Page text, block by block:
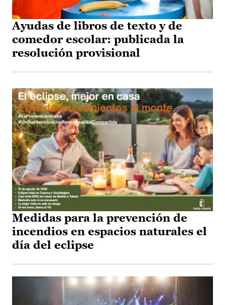
Ayudas de libros de texto y de
comedor escolar: publicada la
resolución provisional
Medidas para la prevención de
incendios en espacios naturales el
día del eclipse